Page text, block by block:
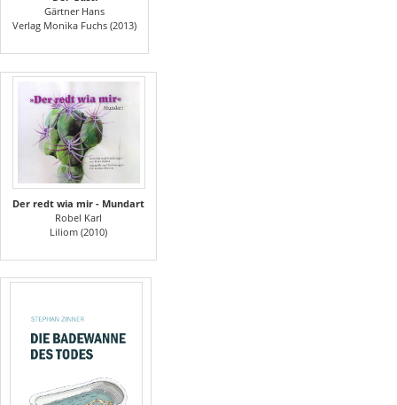
Gärtner Hans
Verlag Monika Fuchs (2013)
Der redt wia mir - Mundart
Robel Karl
Liliom (2010)